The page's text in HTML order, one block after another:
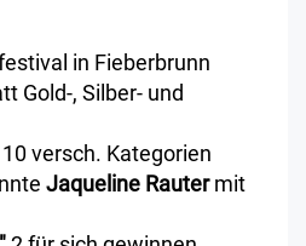
in Fieberbrunn
Gold-, Silber- und
versch. Kategorien
Jaqueline Rautermit